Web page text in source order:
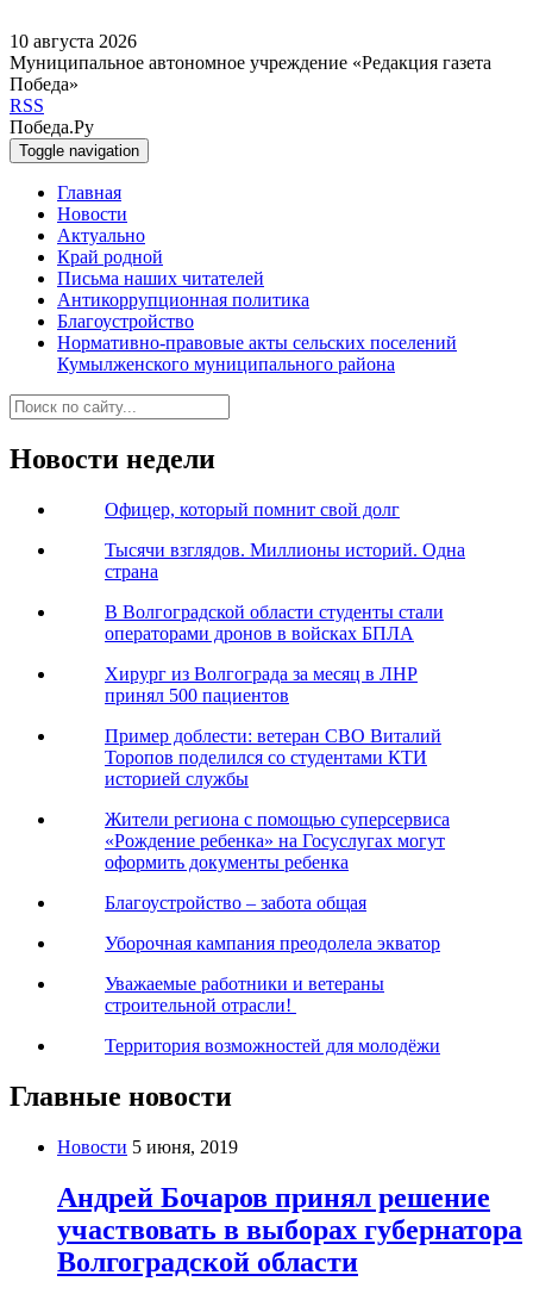
10 августа 2026
Муниципальное автономное учреждение «Редакция газета
Победа»
RSS
Победа.Ру
Toggle navigation
Главная
Новости
Актуально
Край родной
Письма наших читателей
Антикоррупционная политика
Благоустройство
Нормативно-правовые акты сельских поселений
Кумылженского муниципального района
Новости недели
Офицер, который помнит свой долг
Тысячи взглядов. Миллионы историй. Одна
страна
В Волгоградской области студенты стали
операторами дронов в войсках БПЛА
Хирург из Волгограда за месяц в ЛНР
принял 500 пациентов
Пример доблести: ветеран СВО Виталий
Торопов поделился со студентами КТИ
историей службы
Жители региона с помощью суперсервиса
«Рождение ребенка» на Госуслугах могут
оформить документы ребенка
Благоустройство – забота общая
Уборочная кампания преодолела экватор
Уважаемые работники и ветераны
строительной отрасли!
Территория возможностей для молодёжи
Главные новости
Новости 5 июня, 2019
Андрей Бочаров принял решение
участвовать в выборах губернатора
Волгоградской области